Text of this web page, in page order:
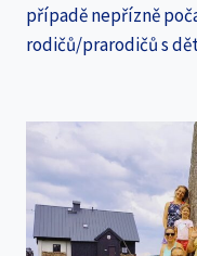
případě nepřízně
rodičů/prarodičů s